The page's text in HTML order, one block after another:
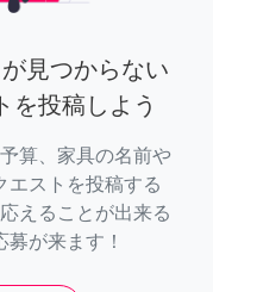
見つからない
を投稿しよう
算、家具の名前や
エストを投稿する
えることが出来る
が来ます！